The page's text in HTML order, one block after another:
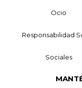
Ocio
Responsabilidad
Sociales